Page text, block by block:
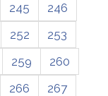
245
246
252
253
259
260
266
267